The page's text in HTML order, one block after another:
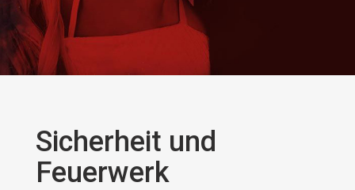
Sicherheit und
Feuerwerk